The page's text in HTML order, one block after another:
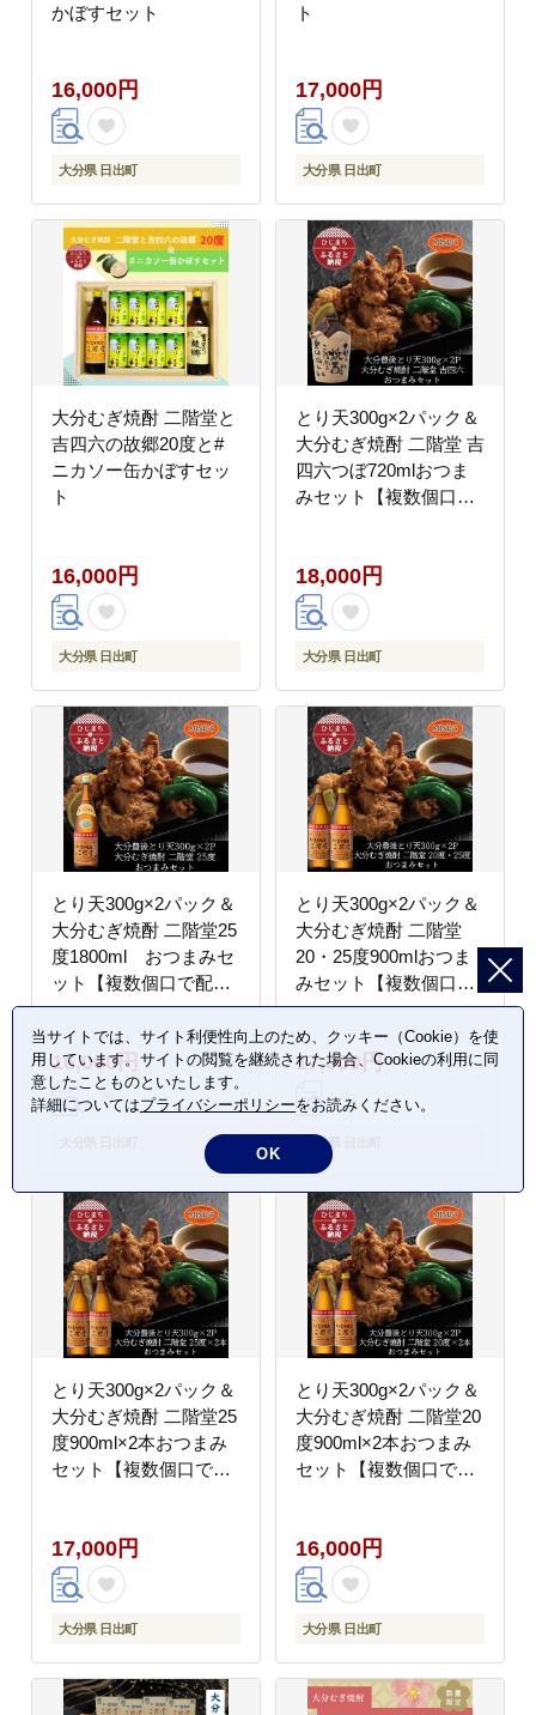
かぼすセット
16,000円
大分県 日出町
ト
17,000円
大分県 日出町
大分むぎ焼酎 二階堂と
吉四六の故郷20度と#
ニカソー缶かぼすセッ
ト
16,000円
大分県 日出町
とり天300g×2パック＆
大分むぎ焼酎 二階堂 吉
四六つぼ720mlおつま
みセット【複数個口で
18,000円
大分県 日出町
とり天300g×2パック＆
大分むぎ焼酎 二階堂25
度1800ml おつまみセ
ット【複数個口で配
送】【配送不可地域：
離島】
16,000円
とり天300g×2パック＆
大分むぎ焼酎 二階堂
20・25度900mlおつま
みセット【複数個口で
配送】【配送不可地
域：離島】
17,000円
大分県 日出町
とり天300g×2パック＆
大分むぎ焼酎 二階堂25
度900ml×2本おつまみ
セット【複数個口で配
17,000円
大分県 日出町
とり天300g×2パック＆
大分むぎ焼酎 二階堂20
度900ml×2本おつまみ
セット【複数個口で配
16,000円
大分県 日出町
当サイトでは、サイト利便性向上のため、クッキー（Cookie）を使
用しています。サイトの閲覧を継続された場合、Cookieの利用に同
意したことものといたします。
詳細についてはプライバシーポリシーをお読みください。
OK